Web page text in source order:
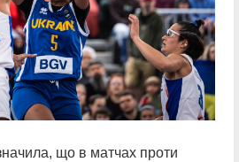
що в матчах проти